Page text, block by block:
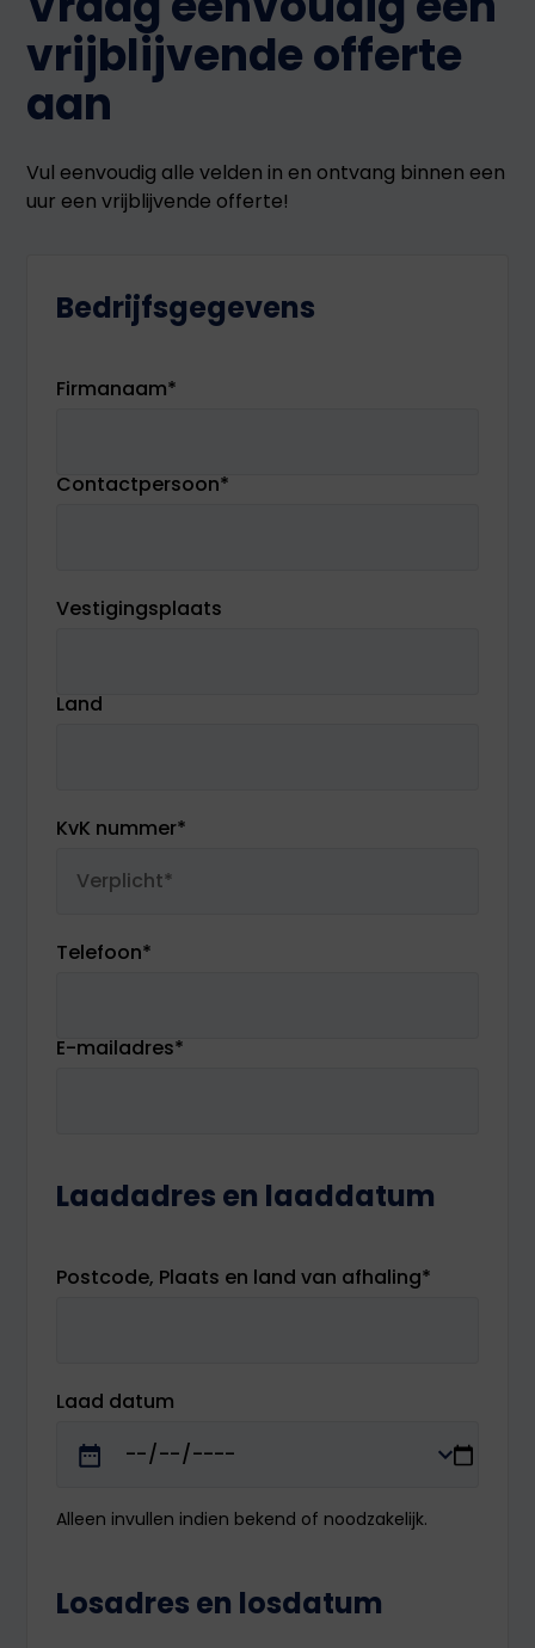
vrijblijvende offerte
aan
Vul eenvoudig alle velden in en ontvang binnen een
uur een vrijblijvende offerte!
Bedrijfsgegevens
Firmanaam*
Contactpersoon*
Vestigingsplaats
Land
KvK nummer*
Telefoon*
E-mailadres*
Laadadres en laaddatum
Postcode, Plaats en land van afhaling*
Laad datum
Alleen invullen indien bekend of noodzakelijk.
Losadres en losdatum